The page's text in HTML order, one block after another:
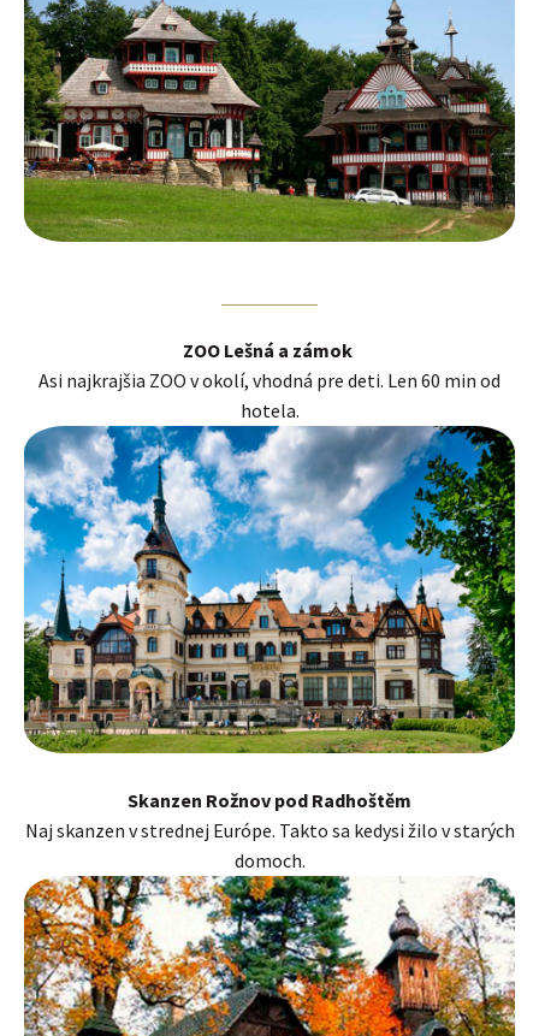
ZOO Lešná a zámok
Asi najkrajšia ZOO v okolí, vhodná pre deti. Len 60 min od
hotela.
Skanzen Rožnov pod Radhoštěm
Naj skanzen v strednej Európe. Takto sa kedysi žilo v starých
domoch.